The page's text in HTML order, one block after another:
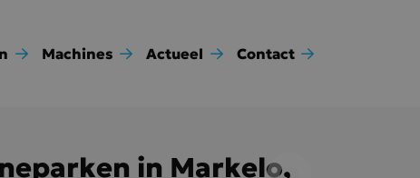
Machines Actueel Contact
in Markelo,